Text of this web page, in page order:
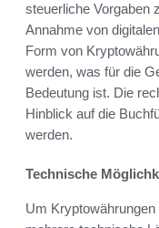
steuerliche Vorgaben
Annahme von
Form von
werden, was für die
Bedeutung ist. Die
Hinblick auf die
werden.
Technische
Um